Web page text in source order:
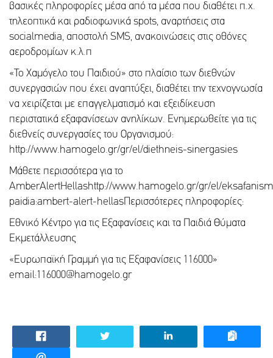
βασικές πληροφορίες μέσα από τα μέσα που διαθέτει π.χ.
τηλεοπτικά και ραδιοφωνικά spots, αναρτήσεις στα
socialmedia, αποστολή SMS, ανακοινώσεις στις οθόνες
αεροδρομίων κ.λ.π
«Το Χαμόγελο του Παιδιού» στο πλαίσιο των διεθνών
συνεργασιών που έχει αναπτύξει, διαθέτει την τεχνογνωσία
να χειρίζεται με επαγγελματισμό και εξειδίκευση
περιστατικά εξαφανίσεων ανηλίκων. Ενημερωθείτε για τις
διεθνείς συνεργασίες του Οργανισμού:
http://www.hamogelo.gr/gr/el/diethneis-sinergasies
Μάθετε περισσότερα για το
AmberAlertHellashttp://www.hamogelo.gr/gr/el/
paidia:ambert-alert-hellasΠερισσότερες πληροφορίες:
Εθνικό Κέντρο για τις Εξαφανίσεις και τα Παιδιά Θύματα
Εκμετάλλευσης
«Ευρωπαϊκή Γραμμή για τις Εξαφανίσεις 116000»
email:116000@hamogelo.gr